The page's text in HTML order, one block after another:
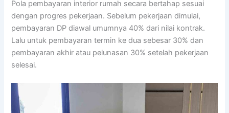
Pola pembayaran interior rumah secara bertahap sesuai
dengan progres pekerjaan. Sebelum pekerjaan dimulai,
pembayaran DP diawal umumnya 40% dari nilai kontrak.
Lalu untuk pembayaran termin ke dua sebesar 30% dan
pembayaran akhir atau pelunasan 30% setelah pekerjaan
selesai.